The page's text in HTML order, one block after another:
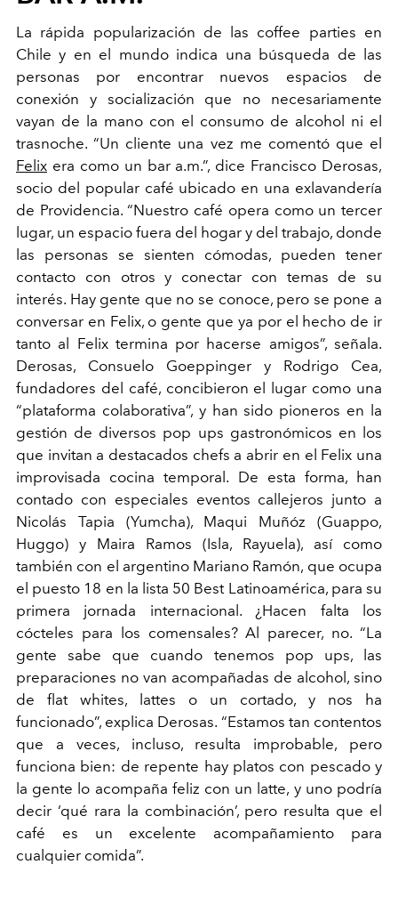
La rápida popularización de las coffee parties en
Chile y en el mundo indica una búsqueda de las
personas por encontrar nuevos espacios de
conexión y socialización que no necesariamente
vayan de la mano con el consumo de alcohol ni el
trasnoche. “Un cliente una vez me comentó que el
Felix era como un bar a.m.”, dice Francisco Derosas,
socio del popular café ubicado en una exlavandería
de Providencia. “Nuestro café opera como un tercer
lugar, un espacio fuera del hogar y del trabajo, donde
las personas se sienten cómodas, pueden tener
contacto con otros y conectar con temas de su
interés. Hay gente que no se conoce, pero se pone a
conversar en Felix, o gente que ya por el hecho de ir
tanto al Felix termina por hacerse amigos”, señala.
Derosas, Consuelo Goeppinger y Rodrigo Cea,
fundadores del café, concibieron el lugar como una
“plataforma colaborativa”, y han sido pioneros en la
gestión de diversos pop ups gastronómicos en los
que invitan a destacados chefs a abrir en el Felix una
improvisada cocina temporal. De esta forma, han
contado con especiales eventos callejeros junto a
Nicolás Tapia (Yumcha), Maqui Muñóz (Guappo,
Huggo) y Maira Ramos (Isla, Rayuela), así como
también con el argentino Mariano Ramón, que ocupa
el puesto 18 en la lista 50 Best Latinoamérica, para su
primera jornada internacional. ¿Hacen falta los
cócteles para los comensales? Al parecer, no. “La
gente sabe que cuando tenemos pop ups, las
preparaciones no van acompañadas de alcohol, sino
de flat whites, lattes o un cortado, y nos ha
funcionado”, explica Derosas. “Estamos tan contentos
que a veces, incluso, resulta improbable, pero
funciona bien: de repente hay platos con pescado y
la gente lo acompaña feliz con un latte, y uno podría
decir ‘qué rara la combinación’, pero resulta que el
café es un excelente acompañamiento para
cualquier comida”.